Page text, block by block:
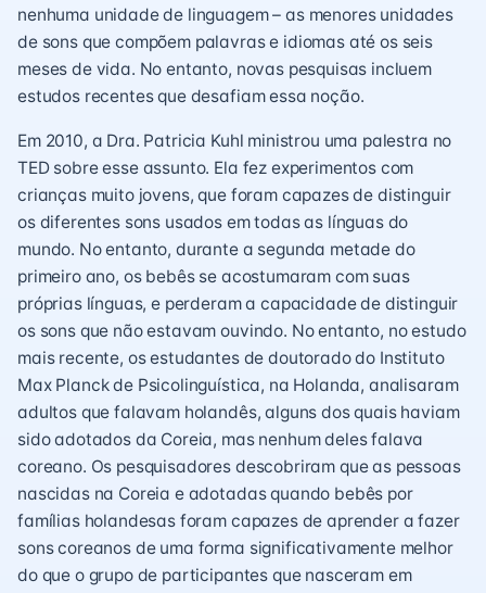
nenhuma unidade de linguagem – as menores unidades
de sons que compõem palavras e idiomas até os seis
meses de vida. No entanto, novas pesquisas incluem
estudos recentes que desafiam essa noção.
Em 2010, a Dra. Patricia Kuhl ministrou uma palestra no
TED sobre esse assunto. Ela fez experimentos com
crianças muito jovens, que foram capazes de distinguir
os diferentes sons usados ​​em todas as línguas do
mundo. No entanto, durante a segunda metade do
primeiro ano, os bebês se acostumaram com suas
próprias línguas, e perderam a capacidade de distinguir
os sons que não estavam ouvindo. No entanto, no estudo
mais recente, os estudantes de doutorado do Instituto
Max Planck de Psicolinguística, na Holanda, analisaram
adultos que falavam holandês, alguns dos quais haviam
sido adotados da Coreia, mas nenhum deles falava
coreano. Os pesquisadores descobriram que as pessoas
nascidas na Coreia e adotadas quando bebês por
famílias holandesas foram capazes de aprender a fazer
sons coreanos de uma forma significativamente melhor
do que o grupo de participantes que nasceram em